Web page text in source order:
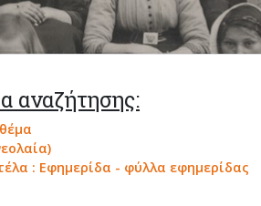
αναζήτησης:
: Εφημερίδα - φύλλα εφημερίδας